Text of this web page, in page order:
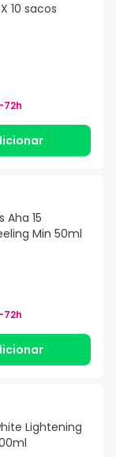
10 sacos
72h
Aha 15
Min 50ml
72h
Lightening